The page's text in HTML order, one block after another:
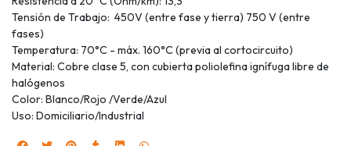
Tensión de Trabajo: 450V (entre fase y tierra) 750 V (entre
fases)
Temperatura: 70°C - máx. 160°C (previa al cortocircuito)
Material: Cobre clase 5, con cubierta poliolefina ignífuga libre de
halógenos
Color: Blanco/Rojo /Verde/Azul
Uso: Domiciliario/Industrial